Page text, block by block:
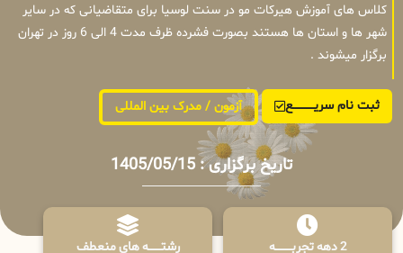
کلاس های آموزش هیرکات مو در سنت لوسیا برای متقاضیانی که در سایر
شهر ها و استان ها هستند بصورت فشرده ظرف مدت 4 الی 6 روز در تهران
برگزار میشوند .
ثبت نام سریــــــــــــع آزمون / مدرک بین المللی
تاریخ برگزاری : 1405/05/15
2 دهه تجربـــــــــه رشتـــــــه های منعطف